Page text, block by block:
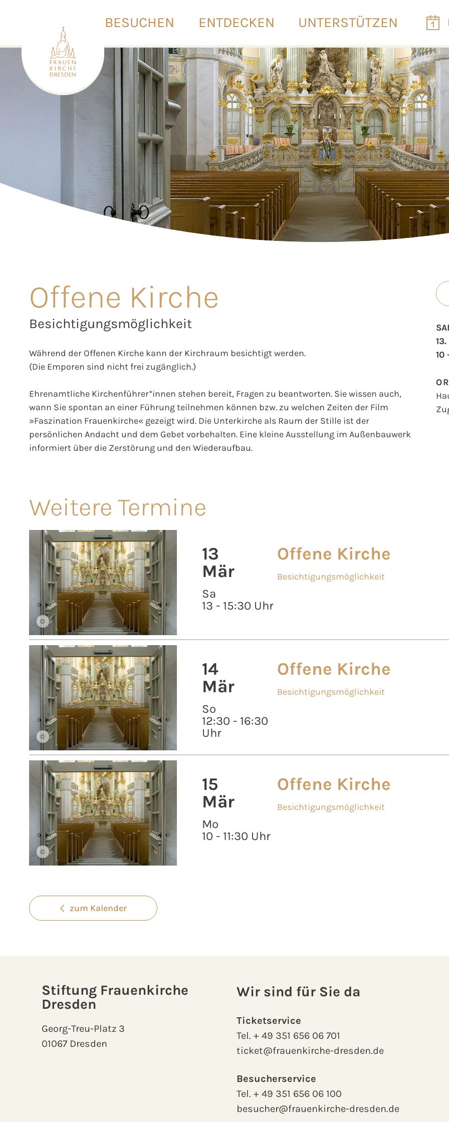
BESUCHEN ENTDECKEN UNTERSTÜTZEN
Offene Kirche
Besichtigungsmöglichkeit
Während der Offenen Kirche kann der Kirchraum besichtigt werden.
(Die Emporen sind nicht frei zugänglich.)
Ehrenamtliche Kirchenführer*innen stehen bereit, Fragen zu beantworten. Sie wissen auch,
wann Sie spontan an einer Führung teilnehmen können bzw. zu welchen Zeiten der Film
»Faszination Frauenkirche« gezeigt wird. Die Unterkirche als Raum der Stille ist der
persönlichen Andacht und dem Gebet vorbehalten. Eine kleine Ausstellung im Außenbauwerk
informiert über die Zerstörung und den Wiederaufbau.
10
Weitere Termine
©
13
Mär
Sa
13 - 15:30 Uhr
Offene Kirche
Besichtigungsmöglichkeit
©
14
Mär
So
12:30 - 16:30
Uhr
Offene Kirche
Besichtigungsmöglichkeit
©
15
Mär
Mo
10 - 11:30 Uhr
Offene Kirche
Besichtigungsmöglichkeit
zum Kalender
Stiftung Frauenkirche
Dresden
Georg-Treu-Platz 3
01067 Dresden
Wir sind für Sie da
Ticketservice
Tel.+ 49 351 656 06 701
ticket@frauenkirche-dresden.de
Besucherservice
Tel.+ 49 351 656 06 100
besucher@frauenkirche-dresden.de